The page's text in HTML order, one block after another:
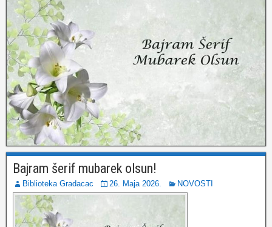
Bajram šerif mubarek olsun!
Biblioteka Gradacac 26. Maja 2026. NOVOSTI